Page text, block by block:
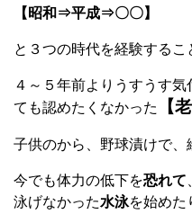
【昭和⇒平成⇒〇〇】
と３つの時代を経験するこ
４～５年前よりうすうす
ても認めたくなかった
【
子供のから、野球漬けで、
今でも体力の低下を恐れて
泳げなかった水泳を始めた